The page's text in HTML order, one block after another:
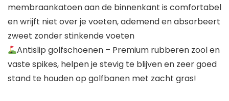
membraankatoen aan de binnenkant is comfortabel
en wrijft niet over je voeten, ademend en absorbeert
zweet zonder stinkende voeten
Antislip golfschoenen – Premium rubberen zool en
vaste spikes, helpen je stevig te blijven en zeer goed
stand te houden op golfbanen met zacht gras!